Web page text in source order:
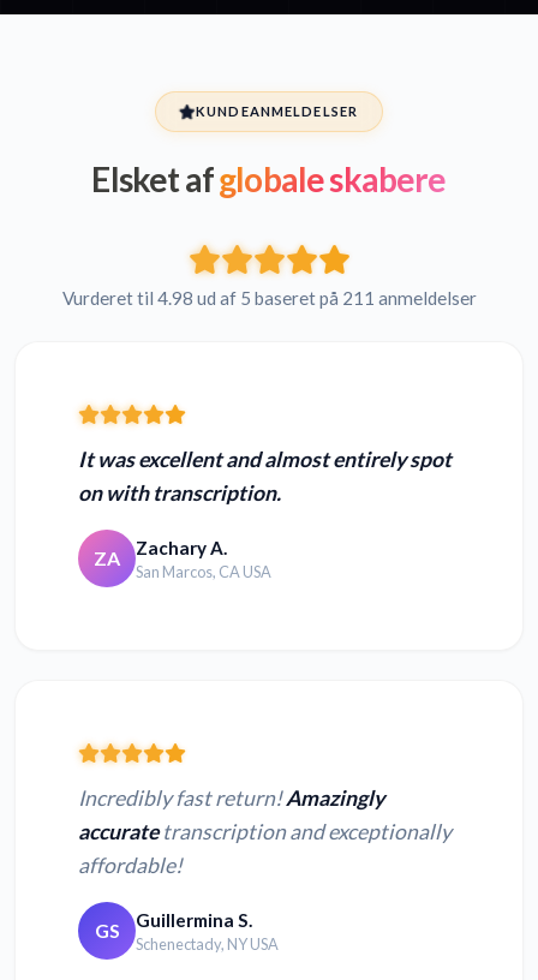
KUNDEANMELDELSER
Elsket afglobale skabere
Vurderet til 4.98 ud af 5 baseret på 211 anmeldelser
It was excellent and almost entirely spot
on with transcription.
ZA Zachary A.
San Marcos, CA USA
Incredibly fast return!Amazingly
accuratetranscription and exceptionally
affordable!
GS Guillermina S.
Schenectady, NY USA